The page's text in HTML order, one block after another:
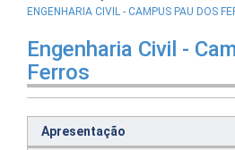
ENGENHARIA CIVIL - CAMPUS PAU DOS
Engenharia Civil -
Ferros
Apresentação